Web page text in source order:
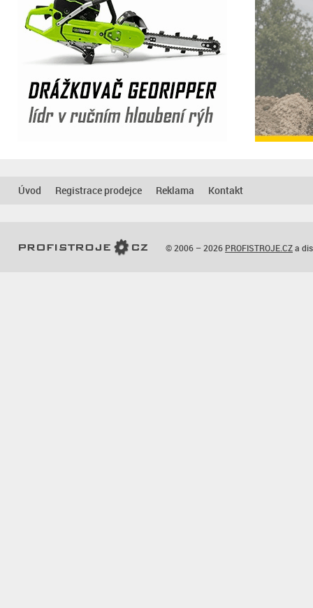
Úvod Registrace prodejce Reklama Kontakt
© 2006 – 2026 PROFISTROJE.CZa